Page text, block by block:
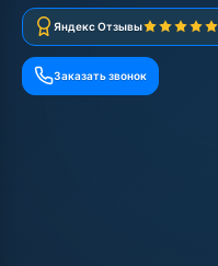
Яндекс Отзывы
Заказать звонок